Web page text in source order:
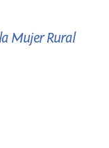
Mujer Rural